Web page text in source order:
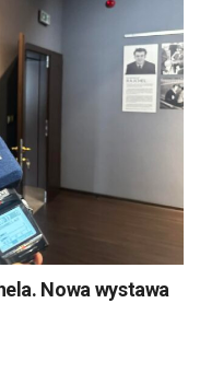
Nowa wystawa